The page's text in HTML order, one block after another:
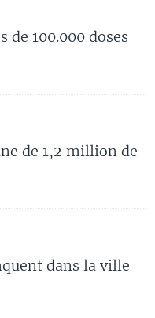
de 100.000 doses
de 1,2 million de
dans la ville